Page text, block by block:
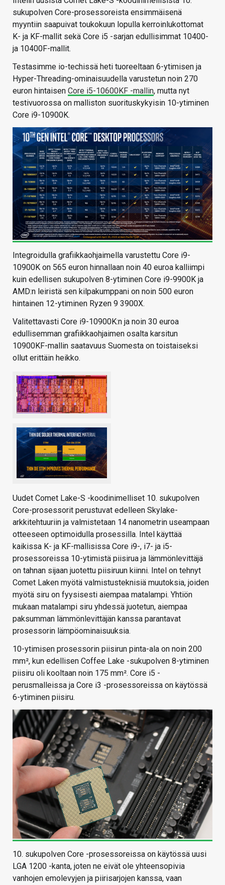
sukupolven Core-prosessoreista ensimmäisenä
myyntiin saapuivat toukokuun lopulla kerroinlukottomat
K- ja KF-mallit sekä Core i5 -sarjan edullisimmat 10400-
ja 10400F-mallit.
Testasimme io-techissä heti tuoreeltaan 6-ytimisen ja
Hyper-Threading-ominaisuudella varustetun noin 270
euron hintaisen Core i5-10600KF -mallin, mutta nyt
testivuorossa on malliston suorituskykyisin 10-ytiminen
Core i9-10900K.
Integroidulla grafiikkaohjaimella varustettu Core i9-
10900K on 565 euron hinnallaan noin 40 euroa kalliimpi
kuin edellisen sukupolven 8-ytiminen Core i9-9900K ja
AMD:n leiristä sen kilpakumppani on noin 500 euron
hintainen 12-ytiminen Ryzen 9 3900X.
Valitettavasti Core i9-10900K:n ja noin 30 euroa
edullisemman grafiikkaohjaimen osalta karsitun
10900KF-mallin saatavuus Suomesta on toistaiseksi
ollut erittäin heikko.
Uudet Comet Lake-S -koodinimelliset 10. sukupolven
Core-prosessorit perustuvat edelleen Skylake-
arkkitehtuuriin ja valmistetaan 14 nanometrin useampaan
otteeseen optimoidulla prosessilla. Intel käyttää
kaikissa K- ja KF-mallisissa Core i9-, i7- ja i5-
prosessoreissa 10-ytimistä piisirua ja lämmönlevittäjä
on tahnan sijaan juotettu piisiruun kiinni. Intel on tehnyt
Comet Laken myötä valmistusteknisiä muutoksia, joiden
myötä siru on fyysisesti aiempaa matalampi. Yhtiön
mukaan matalampi siru yhdessä juotetun, aiempaa
paksumman lämmönlevittäjän kanssa parantavat
prosessorin lämpöominaisuuksia.
10-ytimisen prosessorin piisirun pinta-ala on noin 200
mm², kun edellisen Coffee Lake -sukupolven 8-ytiminen
piisiru oli kooltaan noin 175 mm². Core i5 -
perusmalleissa ja Core i3 -prosessoreissa on käytössä
6-ytiminen piisiru.
10. sukupolven Core -prosessoreissa on käytössä uusi
LGA 1200 -kanta, joten ne eivät ole yhteensopivia
vanhojen emolevyjen ja piirisarjojen kanssa, vaan